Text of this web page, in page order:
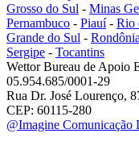
Grosso do Sul - Minas
Pernambuco - Piauí- Rio
Grande do Sul - Rondônia
Sergipe - Tocantins
Wettor Bureau de Apoio
05.954.685/0001-29
Rua Dr. José Lourenço,
CEP: 60115-280
@Imagine Comunicação